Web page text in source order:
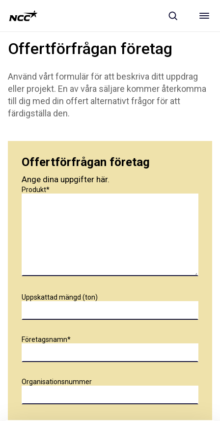
Offertförfrågan företag
Använd vårt formulär för att beskriva ditt uppdrag
eller projekt. En av våra säljare kommer återkomma
till dig med din offert alternativt frågor för att
färdigställa den.
Offertförfrågan företag
Ange dina uppgifter här.
Produkt
Uppskattad mängd (ton)
Företagsnamn
Organisationsnummer